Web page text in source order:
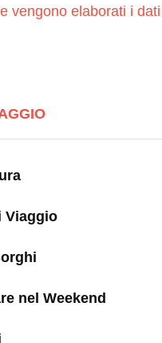
vengono elaborati i
Viaggio
nel Weekend